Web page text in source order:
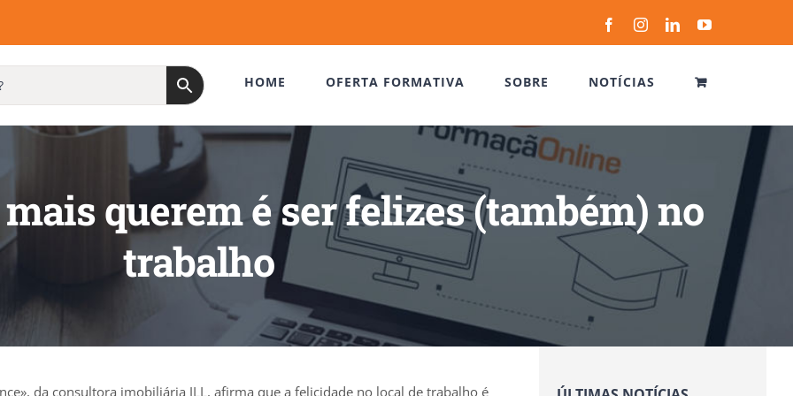
FacebookInstagramLinkedInYouTube
HOME OFERTA FORMATIVA SOBRE NOTÍCIAS
mais querem é ser felizes (também) no
trabalho
da consultora imobiliária JLL, afirma que a felicidade no local de trabalho é